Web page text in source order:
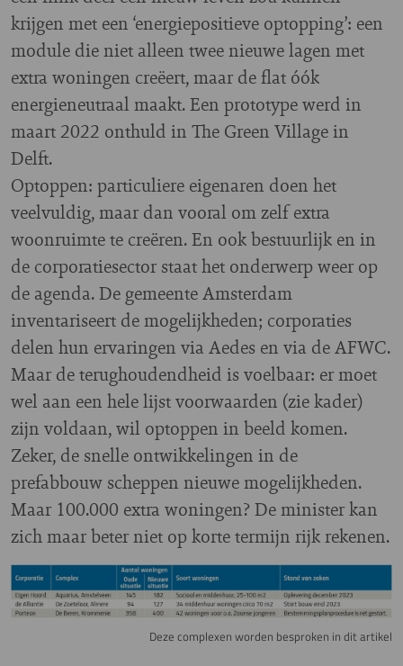
krijgen met een ‘energiepositieve optopping’: een
module die niet alleen twee nieuwe lagen met
extra woningen creëert, maar de flat óók
energieneutraal maakt. Een prototype werd in
maart 2022 onthuld in The Green Village in
Delft.
Optoppen: particuliere eigenaren doen het
veelvuldig, maar dan vooral om zelf extra
woonruimte te creëren. En ook bestuurlijk en in
de corporatiesector staat het onderwerp weer op
de agenda. De gemeente Amsterdam
inventariseert de mogelijkheden; corporaties
delen hun ervaringen via Aedes en via de AFWC.
Maar de terughoudendheid is voelbaar: er moet
wel aan een hele lijst voorwaarden (zie kader)
zijn voldaan, wil optoppen in beeld komen.
Zeker, de snelle ontwikkelingen in de
prefabbouw scheppen nieuwe mogelijkheden.
Maar 100.000 extra woningen? De minister kan
zich maar beter niet op korte termijn rijk rekenen.
Image
Deze complexen worden besproken in dit artikel